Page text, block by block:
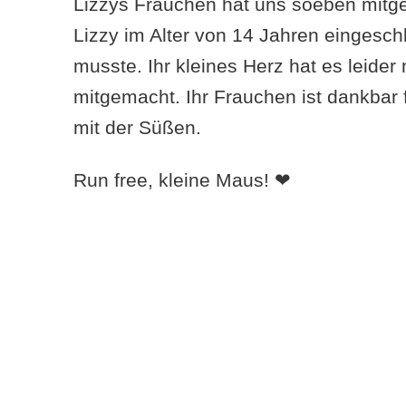
Lizzy im Alter von 14 Jahren
musste. Ihr kleines Herz hat es leider
mitgemacht. Ihr Frauchen ist dankbar
mit der Süßen.
Run free, kleine Maus! ❤